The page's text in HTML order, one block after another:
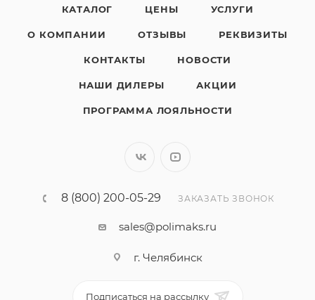
КАТАЛОГ ЦЕНЫ УСЛУГИ
О КОМПАНИИ ОТЗЫВЫ РЕКВИЗИТЫ
КОНТАКТЫ НОВОСТИ
НАШИ ДИЛЕРЫ АКЦИИ
ПРОГРАММА ЛОЯЛЬНОСТИ
8 (800) 200-05-29 ЗАКАЗАТЬ ЗВОНОК
sales@polimaks.ru
г. Челябинск
Подписаться на рассылку